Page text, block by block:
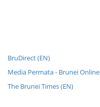
BruDirect (EN)
Media Permata - Brunei Online
The Brunei Times (EN)